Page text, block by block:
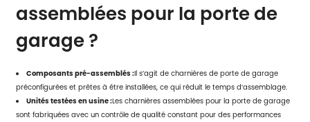
assemblées pour la porte de
garage ?
Composants pré-assemblés :Il s’agit de charnières de porte de garage
préconfigurées et prêtes à être installées, ce qui réduit le temps d’assemblage.
Unités testées en usine :Les charnières assemblées pour la porte de garage
sont fabriquées avec un contrôle de qualité constant pour des performances